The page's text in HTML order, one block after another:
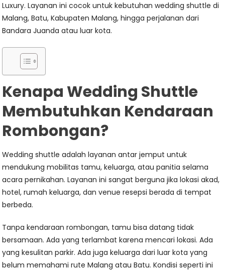
Luxury. Layanan ini cocok untuk kebutuhan wedding shuttle di
Malang, Batu, Kabupaten Malang, hingga perjalanan dari
Bandara Juanda atau luar kota.
Kenapa Wedding Shuttle
Membutuhkan Kendaraan
Rombongan?
Wedding shuttle adalah layanan antar jemput untuk
mendukung mobilitas tamu, keluarga, atau panitia selama
acara pernikahan. Layanan ini sangat berguna jika lokasi akad,
hotel, rumah keluarga, dan venue resepsi berada di tempat
berbeda.
Tanpa kendaraan rombongan, tamu bisa datang tidak
bersamaan. Ada yang terlambat karena mencari lokasi. Ada
yang kesulitan parkir. Ada juga keluarga dari luar kota yang
belum memahami rute Malang atau Batu. Kondisi seperti ini